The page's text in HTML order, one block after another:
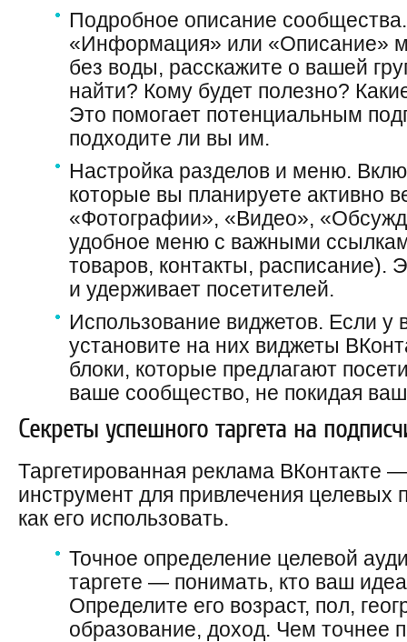
Подробное описание
«Информация» или «Описание»
без воды, расскажите о вашей
найти? Кому будет полезно?
Это помогает потенциальным
подходите ли вы им.
Настройка разделов и меню.
которые вы планируете активно
«Фотографии», «Видео»,
удобное меню с важными
товаров, контакты, расписание).
и удерживает посетителей.
Использование виджетов. Если у
установите на них виджеты
блоки, которые предлагают
ваше сообщество, не покидая
Секреты успешного таргета на
Таргетированная реклама ВКонтакте
инструмент для привлечения целевых
как его использовать.
Точное определение целевой
таргете — понимать, кто ваш
Определите его возраст, пол,
образование, доход. Чем точнее